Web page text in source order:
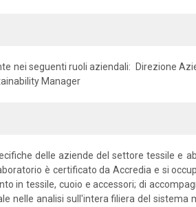
nei seguenti ruoli aziendali: Direzione
Manager
delle aziende del settore tessile e
è certificato da Accredia e si
in tessile, cuoio e accessori; di
nelle analisi sull'intera filiera del sistema